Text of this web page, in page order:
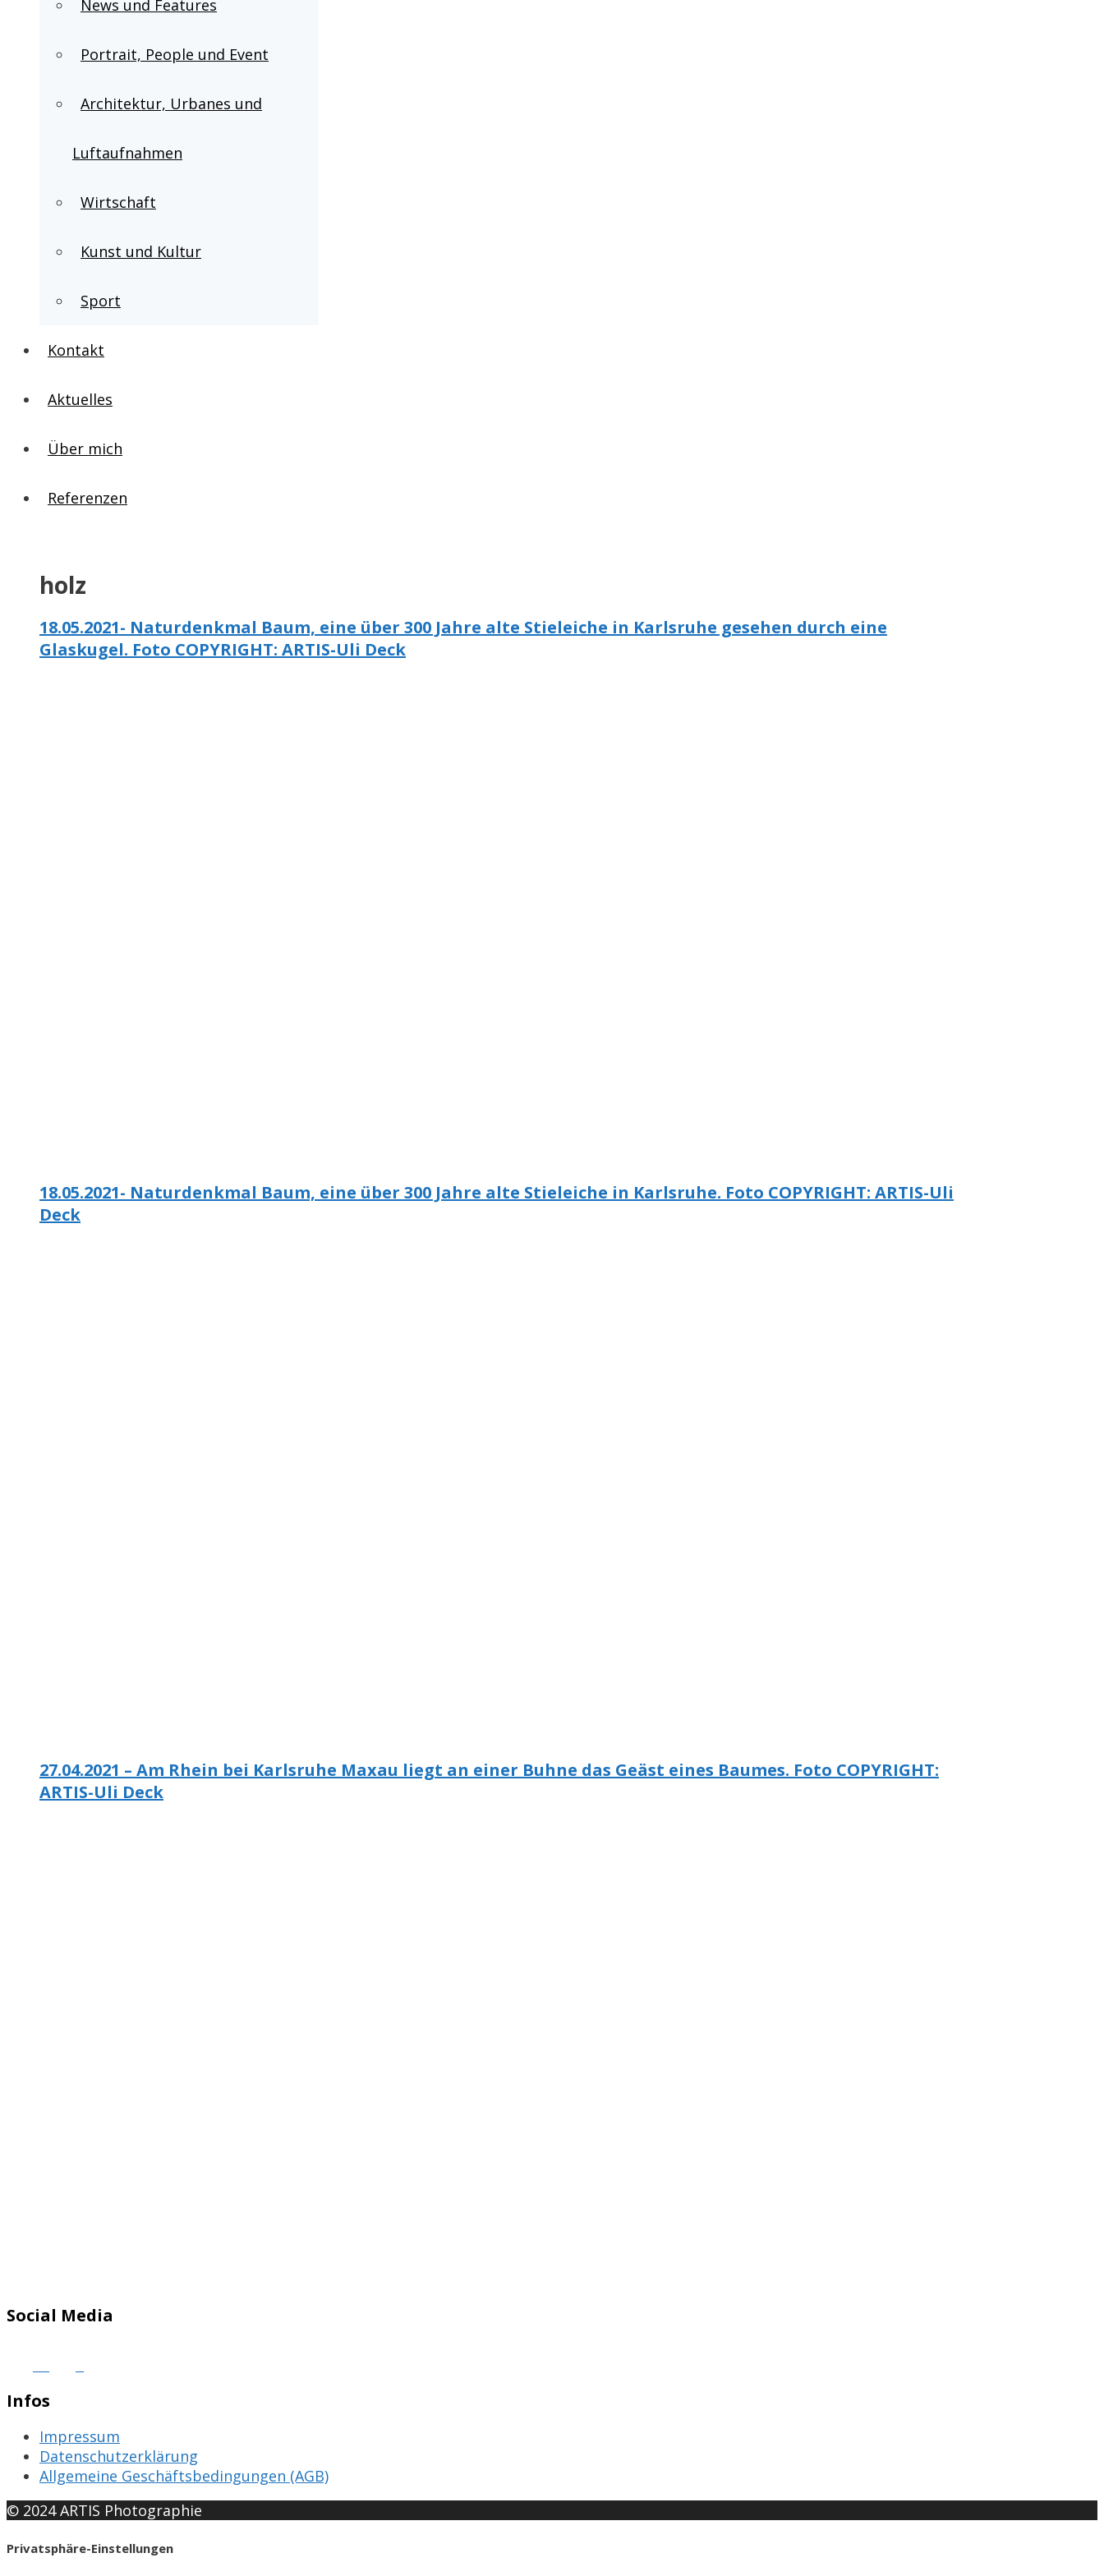
News und Features
Portrait, People und Event
Architektur, Urbanes und
Luftaufnahmen
Wirtschaft
Kunst und Kultur
Sport
Kontakt
Aktuelles
Über mich
Referenzen
holz
18.05.2021- Naturdenkmal Baum, eine über 300 Jahre alte Stieleiche in Karlsruhe gesehen durch eine
Glaskugel. Foto COPYRIGHT: ARTIS-Uli Deck
18.05.2021- Naturdenkmal Baum, eine über 300 Jahre alte Stieleiche in Karlsruhe. Foto COPYRIGHT: ARTIS-Uli
Deck
27.04.2021 – Am Rhein bei Karlsruhe Maxau liegt an einer Buhne das Geäst eines Baumes. Foto COPYRIGHT:
ARTIS-Uli Deck
Social Media
Infos
Impressum
Datenschutzerklärung
Allgemeine Geschäftsbedingungen (AGB)
© 2024 ARTIS Photographie
Privatsphäre-Einstellungen